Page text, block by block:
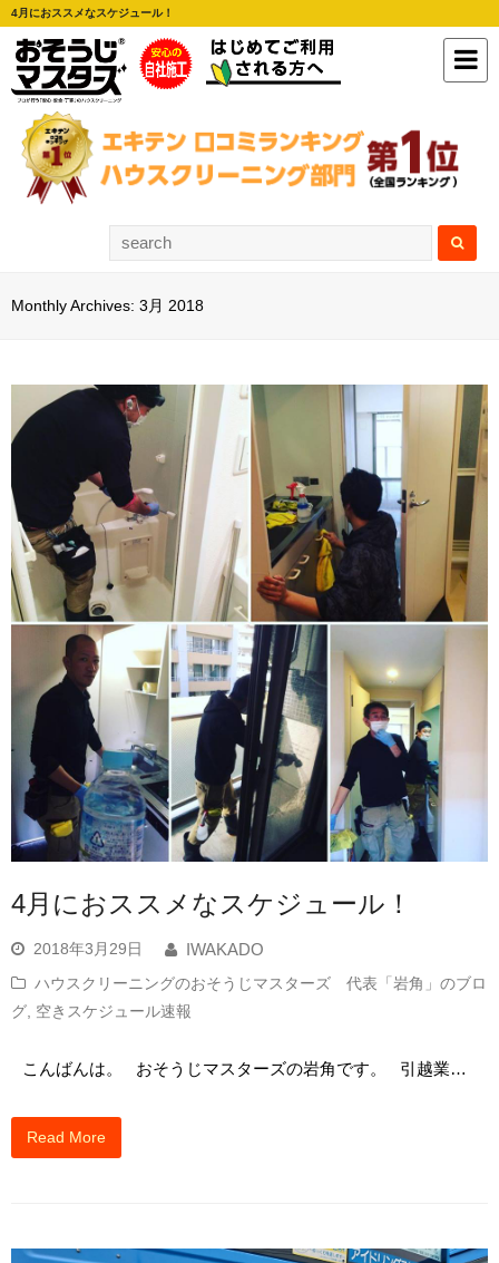
4月におススメなスケジュール！
Monthly Archives: 3月 2018
4月におススメなスケジュール！
2018年3月29日
IWAKADO
ハウスクリーニングのおそうじマスターズ 代表「岩角」のブロ
グ 空きスケジュール速報
こんばんは。 おそうじマスターズの岩角です。 引越業…
Read More